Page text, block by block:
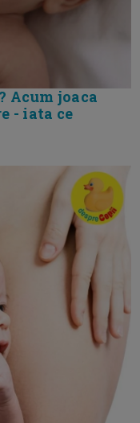
Acum joaca
- iata ce